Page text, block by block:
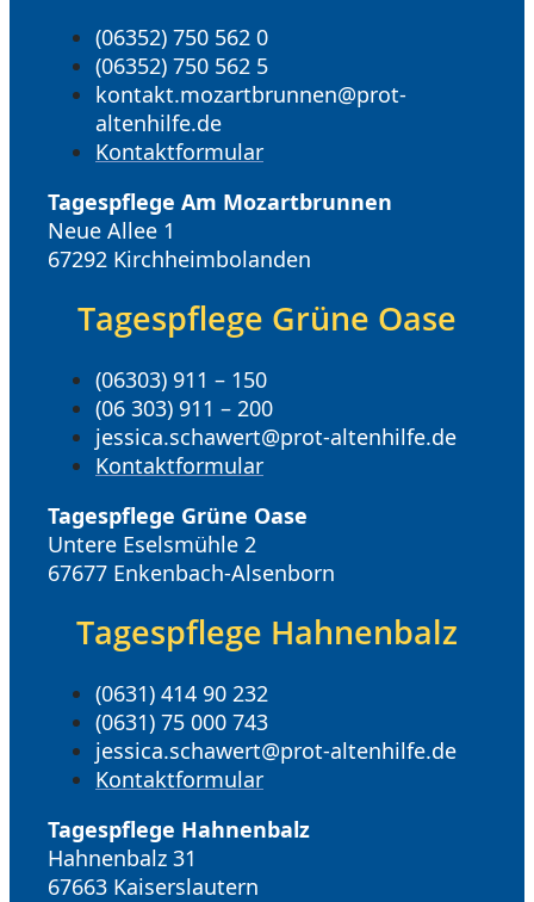
(06352) 750 562 0
(06352) 750 562 5
kontakt.mozartbrunnen@prot-
altenhilfe.de
Kontaktformular
Tagespflege Am Mozartbrunnen
Neue Allee 1
67292 Kirchheimbolanden
Tagespflege Grüne Oase
(06303) 911 – 150
(06 303) 911 – 200
jessica.schawert@prot-altenhilfe.de
Kontaktformular
Tagespflege Grüne Oase
Untere Eselsmühle 2
67677 Enkenbach-Alsenborn
Tagespflege Hahnenbalz
(0631) 414 90 232
(0631) 75 000 743
jessica.schawert@prot-altenhilfe.de
Kontaktformular
Tagespflege Hahnenbalz
Hahnenbalz 31
67663 Kaiserslautern